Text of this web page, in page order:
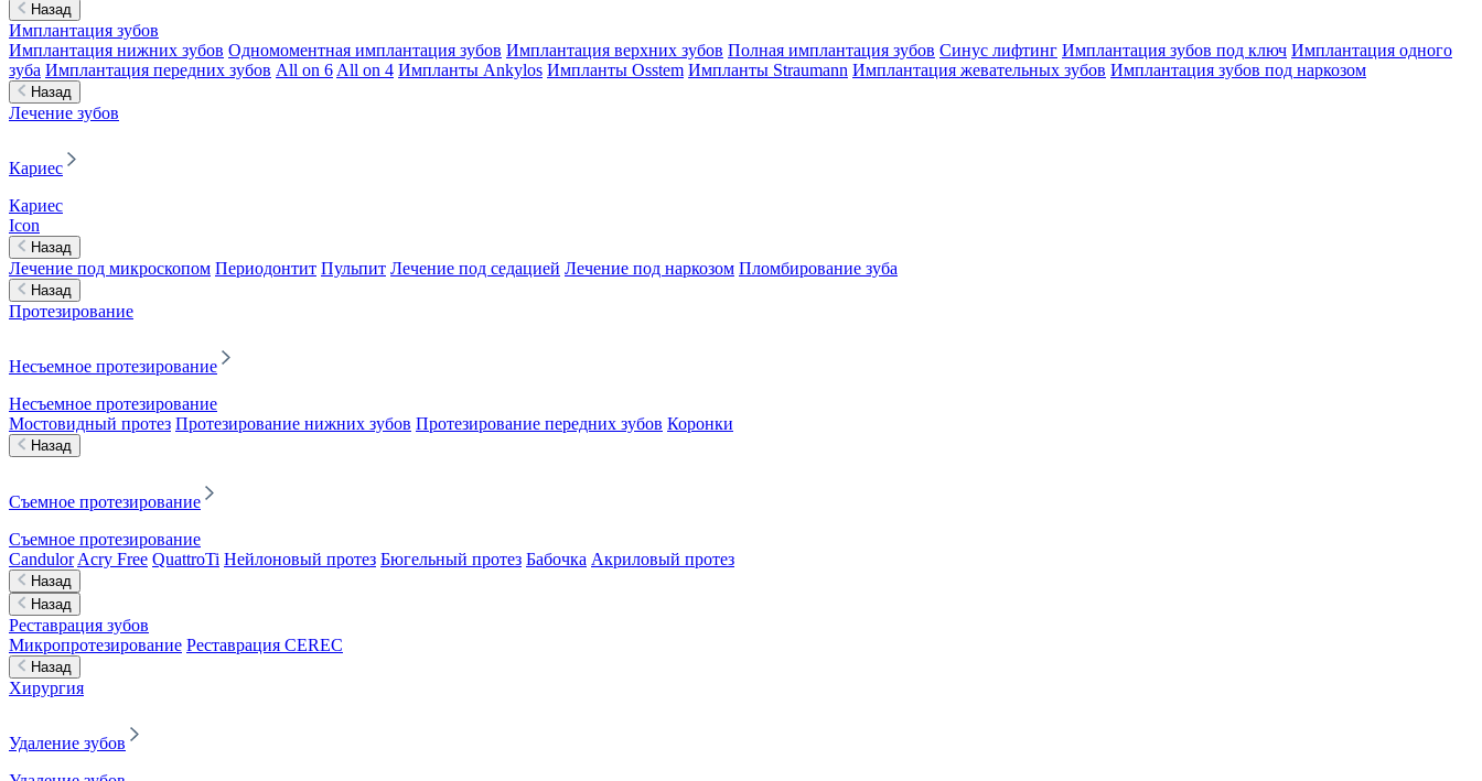
Назад
Имплантация зубов
Имплантация нижних зубов Одномоментная имплантация зубов Имплантация верхних зубов Полная имплантация зубов Синус лифтинг Имплантация зубов под ключ Имплантация одного
зуба Имплантация передних зубов All on 6 All on 4 Импланты Ankylos Импланты Osstem Импланты Straumann Имплантация жевательных зубов Имплантация зубов под наркозом
Назад
Лечение зубов
Кариес
Кариес
Icon
Назад
Лечение под микроскопом Периодонтит Пульпит Лечение под седацией Лечение под наркозом Пломбирование зуба
Назад
Протезирование
Несъемное протезирование
Несъемное протезирование
Мостовидный протез Протезирование нижних зубов Протезирование передних зубов Коронки
Назад
Съемное протезирование
Съемное протезирование
Candulor Acry Free QuattroTi Нейлоновый протез Бюгельный протез Бабочка Акриловый протез
Назад
Назад
Реставрация зубов
Микропротезирование Реставрация CEREC
Назад
Хирургия
Удаление зубов